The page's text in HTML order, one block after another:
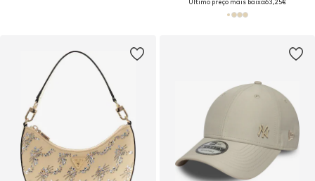
Último preço mais baixo:63,25€